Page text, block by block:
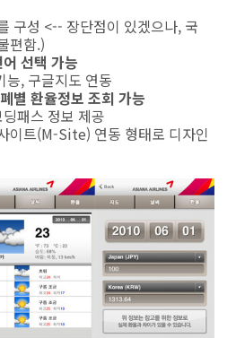
구성 <-- 장단점이 있겠으나, 국
편함.)
선택 가능
능, 구글지도 연동
별 환율정보 조회 가능
패스 정보 제공
이트(M-Site) 연동 형태로 디자인